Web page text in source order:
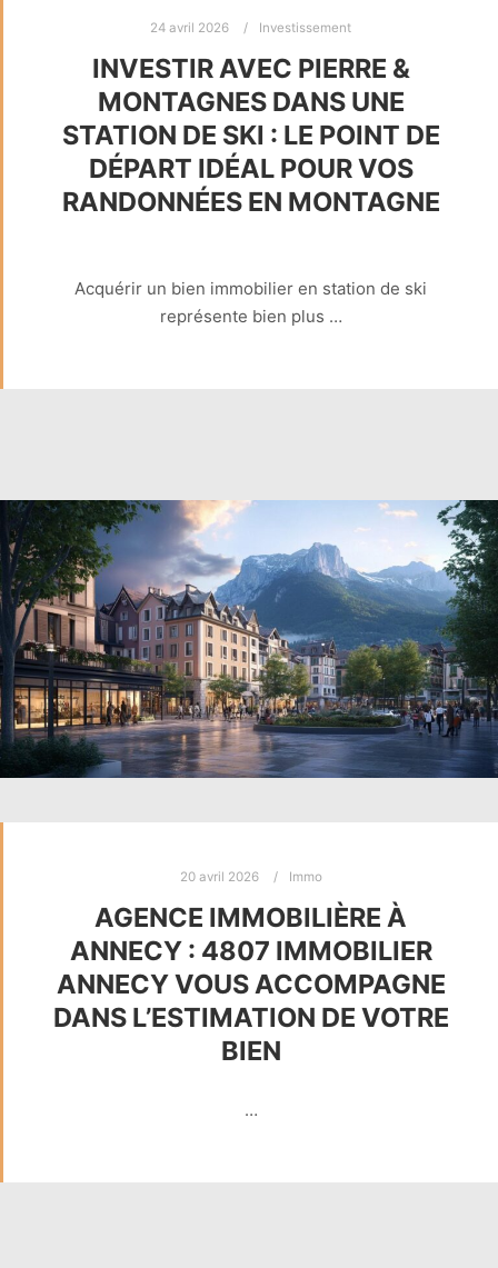
24 avril 2026 Investissement
INVESTIR AVEC PIERRE &
MONTAGNES DANS UNE
STATION DE SKI : LE POINT DE
DÉPART IDÉAL POUR VOS
RANDONNÉES EN MONTAGNE
Acquérir un bien immobilier en station de ski
représente bien plus …
20 avril 2026 Immo
AGENCE IMMOBILIÈRE À
ANNECY : 4807 IMMOBILIER
ANNECY VOUS ACCOMPAGNE
DANS L’ESTIMATION DE VOTRE
BIEN
…